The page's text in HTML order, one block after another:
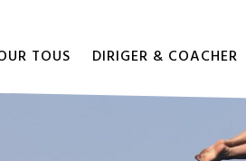
TOUS DIRIGER & COACHER